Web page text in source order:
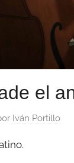
el
Iván Portillo